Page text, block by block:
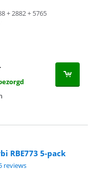
+ 2882 + 5765
RBE773 5-pack
5 reviews.
reviews